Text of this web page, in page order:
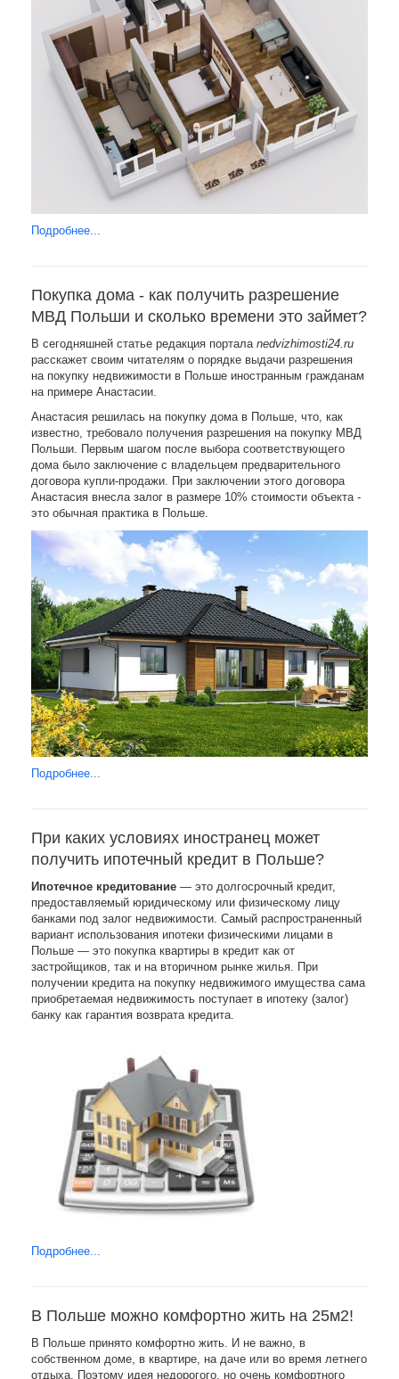
Подробнее...
Покупка дома - как получить разрешение
МВД Польши и сколько времени это займет?
В сегодняшней статье редакция портала nedvizhimosti24.ru
расскажет своим читателям о порядке выдачи разрешения
на покупку недвижимости в Польше иностранным гражданам
на примере Анастасии.
Анастасия решилась на покупку дома в Польше, что, как
известно, требовало получения разрешения на покупку МВД
Польши. Первым шагом после выбора соответствующего
дома было заключение с владельцем предварительного
договора купли-продажи. При заключении этого договора
Анастасия внесла залог в размере 10% стоимости объекта -
это обычная практика в Польше.
Подробнее...
При каких условиях иностранец может
получить ипотечный кредит в Польше?
Ипотечное кредитование — это долгосрочный кредит,
предоставляемый юридическому или физическому лицу
банками под залог недвижимости. Самый распространенный
вариант использования ипотеки физическими лицами в
Польше — это покупка квартиры в кредит как от
застройщиков, так и на вторичном рынке жилья. При
получении кредита на покупку недвижимого имущества сама
приобретаемая недвижимость поступает в ипотеку (залог)
банку как гарантия возврата кредита.
Подробнее...
В Польше можно комфортно жить на 25м2!
В Польше принято комфортно жить. И не важно, в
собственном доме, в квартире, на даче или во время летнего
отдыха. Поэтому идея недорогого, но очень комфортного